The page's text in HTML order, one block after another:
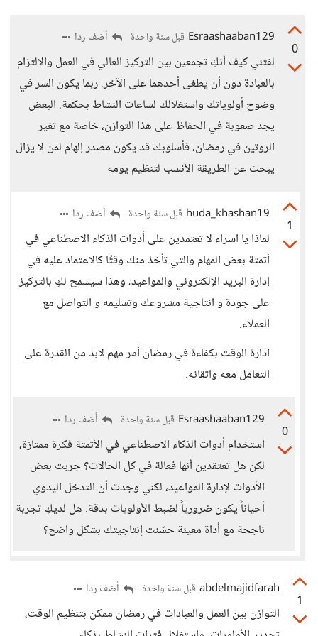
0
Esraashaaban129 قبل سنة واحدة أضف ردا
لفتني كيف أنكِ تجمعين بين التركيز العالي في العمل والالتزام
بالعبادة دون أن يطغى أحدهما على الآخر. ربما يكون السر في
وضوح أولوياتك واستغلالك لساعات النشاط بحكمة. البعض
يجد صعوبة في الحفاظ على هذا التوازن، خاصة مع تغير
الروتين في رمضان، فأسلوبك قد يكون مصدر إلهام لمن لا يزال
يبحث عن الطريقة الأنسب لتنظيم يومه
1
huda_khashan19 قبل سنة واحدة أضف ردا
لماذا يا اسراء لا تعتمدين على أدوات الذكاء الاصطناعي في
أتمتة بعض المهام والتي تأخذ منك وقتًا كالاعتماد عليه في
إدارة البريد الإلكتروني والمواعيد، وهذا سيسمح لكِ بالتركيز
على جودة و انتاجية مشروعك وتسليمه و التواصل مع
العملاء.
ادارة الوقت بكفاءة في رمضان أمر مهم لابد من القدرة على
التعامل معه واتقانه.
0
Esraashaaban129 قبل سنة واحدة أضف ردا
استخدام أدوات الذكاء الاصطناعي في الأتمتة فكرة ممتازة،
لكن هل تعتقدين أنها فعالة في كل الحالات؟ جربت بعض
الأدوات لإدارة المواعيد، لكني وجدت أن التدخل اليدوي
أحياناً يكون ضرورياً لضبط الأولويات بدقة. هل لديكِ تجربة
ناجحة مع أداة معينة حسّنت إنتاجيتك بشكل واضح؟
1
abdelmajidfarah قبل سنة واحدة أضف ردا
التوازن بين العمل والعبادات في رمضان ممكن بتنظيم الوقت،